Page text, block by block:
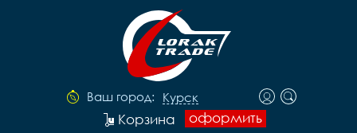
Ваш город: Курск
оформить
Корзина